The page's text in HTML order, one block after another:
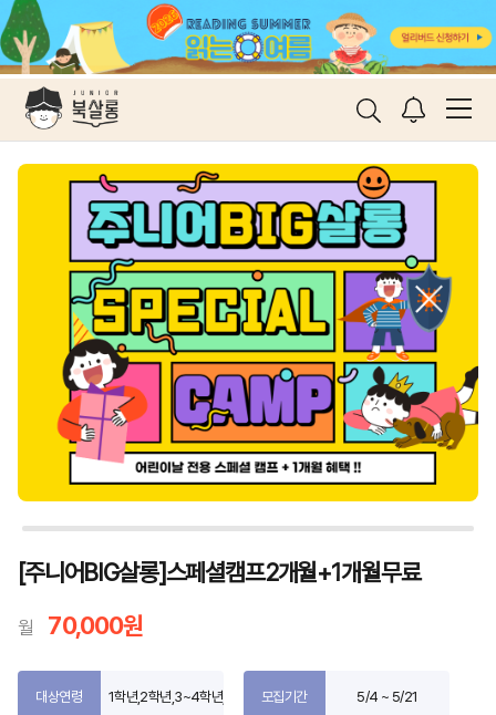
[주니어BIG살롱]스페셜캠프2개월+1개월무료
월 70,000원
대상연령 1학년,2학년,3~4학년,5~6학년,7세(유치원)
모집기간 5/4 ~ 5/21